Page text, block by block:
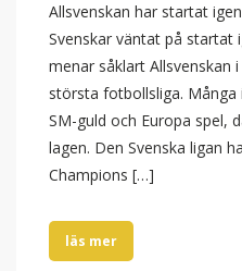
Allsvenskan har startat
Svenskar väntat på startat
menar såklart Allsvenskan
största fotbollsliga.
SM-guld och Europa spel,
lagen. Den Svenska ligan
Champions […]
läs mer